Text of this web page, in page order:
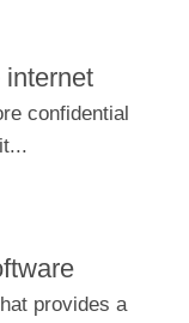
confidential
provides a